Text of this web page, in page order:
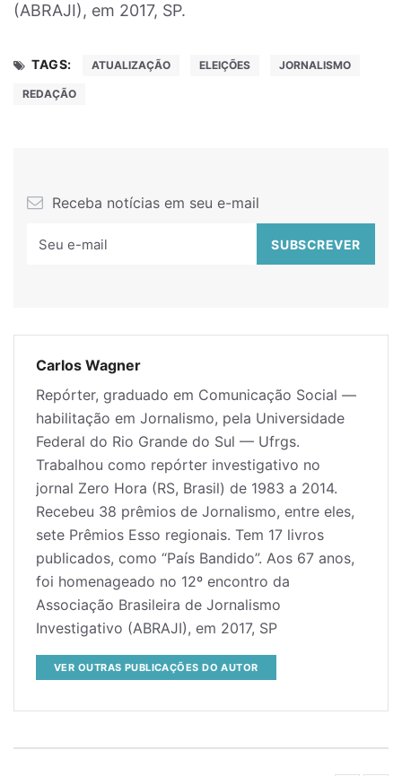
(ABRAJI), em 2017, SP.
TAGS: ATUALIZAÇÃO ELEIÇÕES JORNALISMO
REDAÇÃO
Receba notícias em seu e-mail
Carlos Wagner
Repórter, graduado em Comunicação Social —
habilitação em Jornalismo, pela Universidade
Federal do Rio Grande do Sul — Ufrgs.
Trabalhou como repórter investigativo no
jornal Zero Hora (RS, Brasil) de 1983 a 2014.
Recebeu 38 prêmios de Jornalismo, entre eles,
sete Prêmios Esso regionais. Tem 17 livros
publicados, como “País Bandido”. Aos 67 anos,
foi homenageado no 12º encontro da
Associação Brasileira de Jornalismo
Investigativo (ABRAJI), em 2017, SP
VER OUTRAS PUBLICAÇÕES DO AUTOR